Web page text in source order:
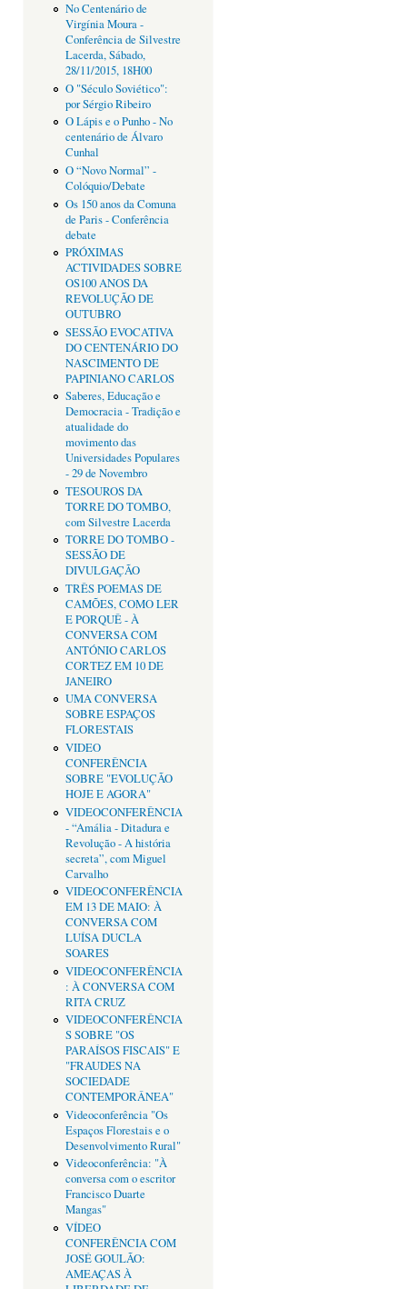
No Centenário de
Virgínia Moura -
Conferência de Silvestre
Lacerda, Sábado,
28/11/2015, 18H00
O "Século Soviético":
por Sérgio Ribeiro
O Lápis e o Punho - No
centenário de Álvaro
Cunhal
O “Novo Normal” -
Colóquio/Debate
Os 150 anos da Comuna
de Paris - Conferência
debate
PRÓXIMAS
ACTIVIDADES SOBRE
OS100 ANOS DA
REVOLUÇÃO DE
OUTUBRO
SESSÃO EVOCATIVA
DO CENTENÁRIO DO
NASCIMENTO DE
PAPINIANO CARLOS
Saberes, Educação e
Democracia - Tradição e
atualidade do
movimento das
Universidades Populares
- 29 de Novembro
TESOUROS DA
TORRE DO TOMBO,
com Silvestre Lacerda
TORRE DO TOMBO -
SESSÃO DE
DIVULGAÇÃO
TRÊS POEMAS DE
CAMÕES, COMO LER
E PORQUÊ - À
CONVERSA COM
ANTÓNIO CARLOS
CORTEZ EM 10 DE
JANEIRO
UMA CONVERSA
SOBRE ESPAÇOS
FLORESTAIS
VIDEO
CONFERÊNCIA
SOBRE "EVOLUÇÃO
HOJE E AGORA"
VIDEOCONFERÊNCIA
- “Amália - Ditadura e
Revolução - A história
secreta”, com Miguel
Carvalho
VIDEOCONFERÊNCIA
EM 13 DE MAIO: À
CONVERSA COM
LUÍSA DUCLA
SOARES
VIDEOCONFERÊNCIA
: À CONVERSA COM
RITA CRUZ
VIDEOCONFERÊNCIA
S SOBRE "OS
PARAÍSOS FISCAIS" E
"FRAUDES NA
SOCIEDADE
CONTEMPORÂNEA"
Videoconferência "Os
Espaços Florestais e o
Desenvolvimento Rural"
Videoconferência: "À
conversa com o escritor
Francisco Duarte
Mangas"
VÍDEO
CONFERÊNCIA COM
JOSÉ GOULÃO:
AMEAÇAS À